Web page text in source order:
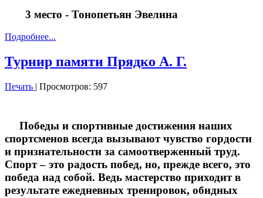
3 место - Тонопетьян Эвелина
Подробнее...
Турнир памяти Прядко А. Г.
Печать | Просмотров: 597
Победы и спортивные достижения наших
спортсменов всегда вызывают чувство гордости
и признательности за самоотверженный труд.
Спорт – это радость побед, но, прежде всего, это
победа над собой. Ведь мастерство приходит в
результате ежедневных тренировок, обидных